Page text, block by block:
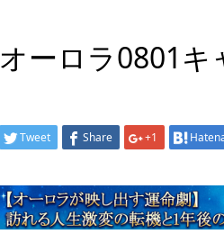
オーロラ0801キ
Tweet Share +1